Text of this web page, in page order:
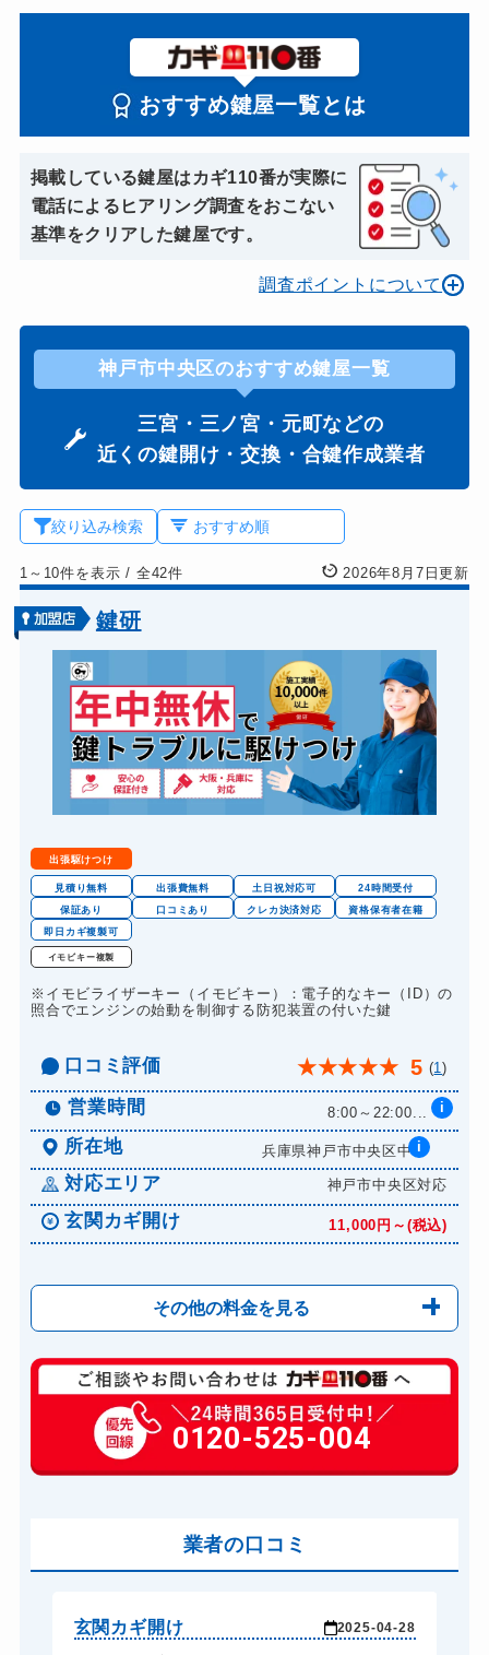
おすすめ鍵屋一覧とは
掲載している鍵屋はカギ110番が実際に
電話によるヒアリング調査をおこない
基準をクリアした鍵屋です。
調査ポイントについて
神戸市中央区のおすすめ鍵屋一覧
三宮・三ノ宮・元町などの
近くの鍵開け・交換・合鍵作成業者
絞り込み検索
1～10件を表示/ 全42件 2026年8月7日更新
鍵研
出張駆けつけ
見積り無料 出張費無料 土日祝対応可
24時間受付
保証あり
口コミあり クレカ決済対応
資格保有者在籍
即日カギ複製可
イモビキー複製
※イモビライザーキー（イモビキー）：電子的なキー（ID）の
照合でエンジンの始動を制御する防犯装置の付いた鍵
口コミ評価 ★★★★★ 5 (1)
営業時間 8:00～22:00... i
所在地 兵庫県神戸市中央区中...
i
対応エリア 神戸市中央区対応
玄関カギ開け 11,000円～(税込)
その他の料金を見る
玄関カギ修理 6,600円～(税込)
玄関カギ作成 14,300円～(税込)
玄関カギ交換 14,300円～(税込)
バイクカギ開け
スーツケースカギ開け 8,800円～(税込)
0120-525-004
業者の口コミ
玄関カギ開け 2025-04-28